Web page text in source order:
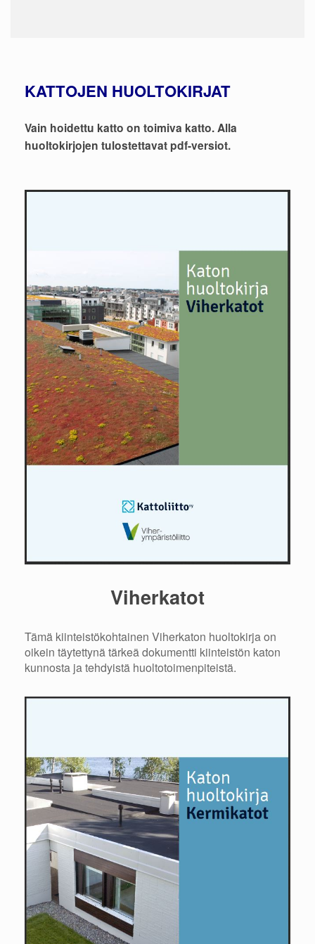
KATTOJEN HUOLTOKIRJAT
Vain hoidettu katto on toimiva katto. Alla
huoltokirjojen tulostettavat pdf-versiot.
Viherkatot
Tämä kiinteistökohtainen Viherkaton huoltokirja on
oikein täytettynä tärkeä dokumentti kiinteistön katon
kunnosta ja tehdyistä huoltotoimenpiteistä.